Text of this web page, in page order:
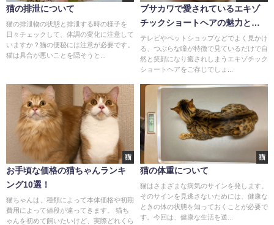
猫の排泄について
猫の排泄物の状態と排泄する時の様子を
日々チェックして、体調の変化に注意して
いますか？猫の便秘には注意が必要です。
猫は具合が悪いことを隠そうと...
ブサカワで愛されているエキゾ
チックショートヘアの魅力と
は？
テレビやペットショップなどでよく見かけ
る、つぶらな瞳が特徴で見ているだけで自
然と笑顔になり癒されしまうエキゾチック
ショートヘアをご存じでしょ...
猫
お手頃な価格の猫ちゃんランキ
ング10選！
猫ちゃんは、種類によって本体価格や初期
費用によって値段が違ってきます。 猫ち
ゃんを初めて飼いたいけど、実際どれくら
猫
猫の体重について
猫はさまざまな病気のサインを発します。
そのサインを見逃さないためには、健康な
ときの体の状態を知っておくことが必要で
す。今回は、健康な生活を送...